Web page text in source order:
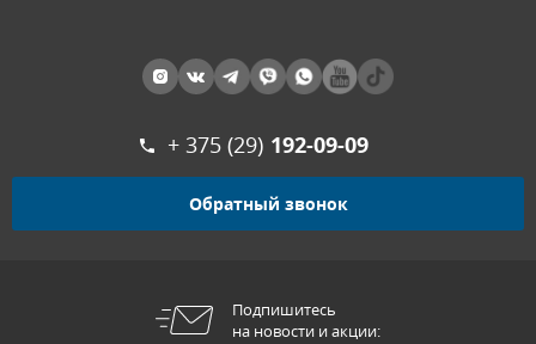
+ 375 (29) 192-09-09
Обратный звонок
Подпишитесь
на новости и акции: